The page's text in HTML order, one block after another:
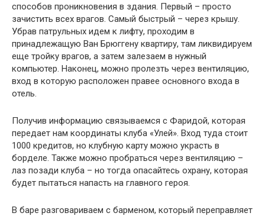
способов проникновения в здания. Первый – просто
зачистить всех врагов. Самый быстрый – через крышу.
Убрав патрульных идем к лифту, проходим в
принадлежащую Ван Брюггену квартиру, там ликвидируем
еще тройку врагов, а затем залезаем в нужный
компьютер. Наконец, можно пролезть через вентиляцию,
вход в которую расположен правее основного входа в
отель.
Получив информацию связываемся с Фаридой, которая
передает нам координаты клуба «Улей». Вход туда стоит
1000 кредитов, но клубную карту можно украсть в
борделе. Также можно пробраться через вентиляцию –
лаз позади клуба – но тогда опасайтесь охрану, которая
будет пытаться напасть на главного героя.
В баре разговариваем с барменом, который переправляет